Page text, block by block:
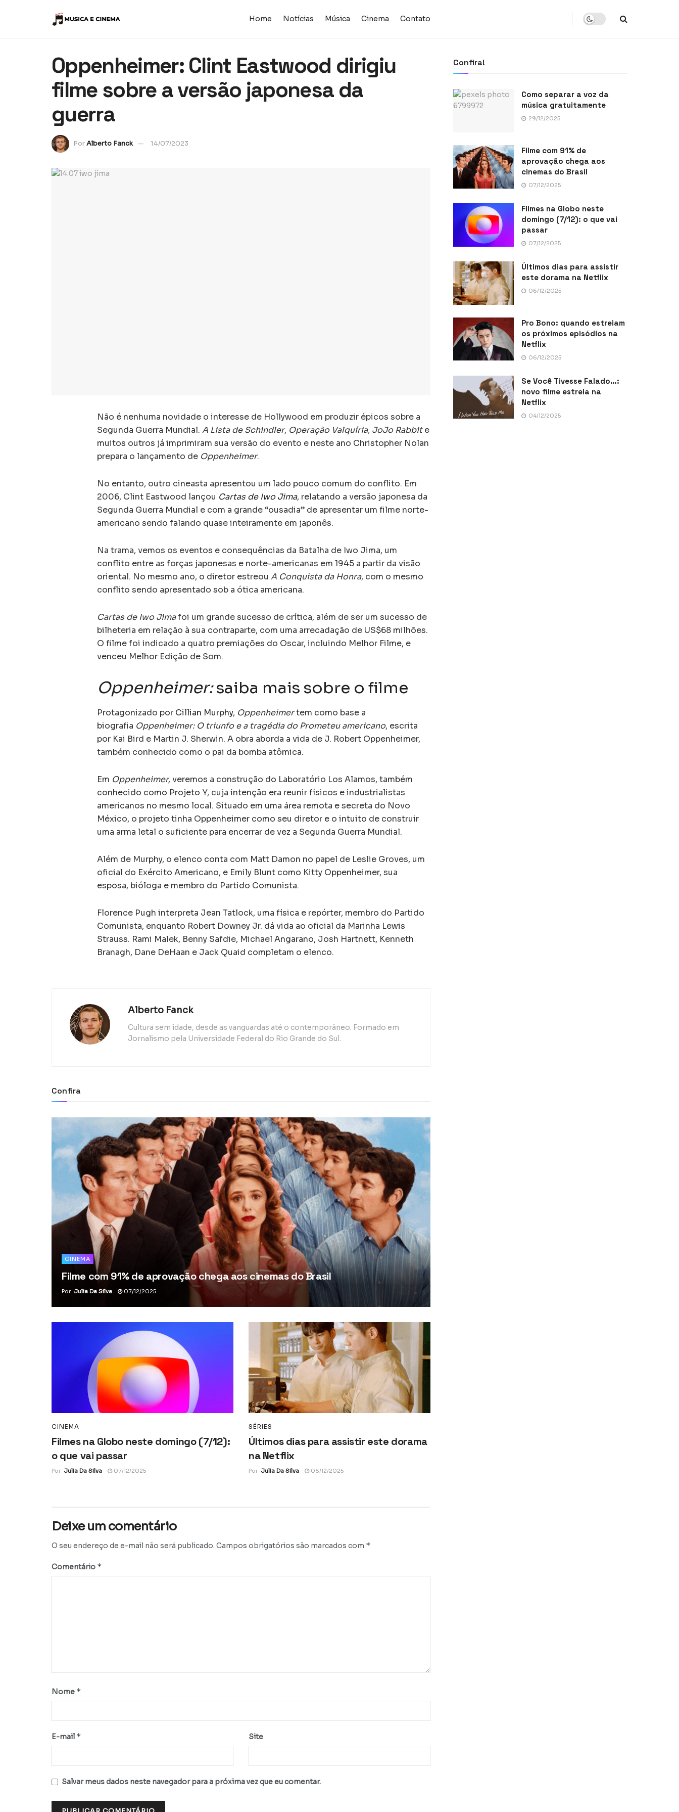
Home Notícias Música Cinema Contato
Oppenheimer: Clint Eastwood dirigiu
filme sobre a versão japonesa da
guerra
PorAlberto Fanck 14/07/2023
Não é nenhuma novidade o interesse de Hollywood em produzir épicos sobre a
Segunda Guerra Mundial. A Lista de Schindler, Operação Valquíria, JoJo Rabbite
muitos outros já imprimiram sua versão do evento e neste ano Christopher Nolan
prepara o lançamento de Oppenheimer.
No entanto, outro cineasta apresentou um lado pouco comum do conflito. Em
2006, Clint Eastwood lançou Cartas de Iwo Jima, relatando a versão japonesa da
Segunda Guerra Mundial e com a grande “ousadia” de apresentar um filme norte-
americano sendo falando quase inteiramente em japonês.
Na trama, vemos os eventos e consequências da Batalha de Iwo Jima, um
conflito entre as forças japonesas e norte-americanas em 1945 a partir da visão
oriental. No mesmo ano, o diretor estreou A Conquista da Honra, com o mesmo
conflito sendo apresentado sob a ótica americana.
Cartas de Iwo Jimafoi um grande sucesso de crítica, além de ser um sucesso de
bilheteria em relação à sua contraparte, com uma arrecadação de US$68 milhões.
O filme foi indicado a quatro premiações do Oscar, incluindo Melhor Filme, e
venceu Melhor Edição de Som.
Oppenheimer:saiba mais sobre o filme
Protagonizado por Cillian Murphy, Oppenheimertem como base a
biografia Oppenheimer: O triunfo e a tragédia do Prometeu americano, escrita
por Kai Bird e Martin J. Sherwin. A obra aborda a vida de J. Robert Oppenheimer,
também conhecido como o pai da bomba atômica.
Em Oppenheimer,veremos a construção do Laboratório Los Alamos, também
conhecido como Projeto Y, cuja intenção era reunir físicos e industrialistas
americanos no mesmo local. Situado em uma área remota e secreta do Novo
México, o projeto tinha Oppenheimer como seu diretor e o intuito de construir
uma arma letal o suficiente para encerrar de vez a Segunda Guerra Mundial.
Além de Murphy, o elenco conta com Matt Damon no papel de Leslie Groves, um
oficial do Exército Americano, e Emily Blunt como Kitty Oppenheimer, sua
esposa, bióloga e membro do Partido Comunista.
Florence Pugh interpreta Jean Tatlock, uma física e repórter, membro do Partido
Comunista, enquanto Robert Downey Jr. dá vida ao oficial da Marinha Lewis
Strauss. Rami Malek, Benny Safdie, Michael Angarano, Josh Hartnett, Kenneth
Branagh, Dane DeHaan e Jack Quaid completam o elenco.
Alberto Fanck
Cultura sem idade, desde as vanguardas até o contemporâneo. Formado em
Jornalismo pela Universidade Federal do Rio Grande do Sul.
Confira
CINEMA
Filme com 91% de aprovação chega aos cinemas do Brasil
Por Julia Da Silva 07/12/2025
CINEMA
Filmes na Globo neste domingo (7/12):
o que vai passar
Por Julia Da Silva 07/12/2025
SÉRIES
Últimos dias para assistir este dorama
na Netflix
Por Julia Da Silva 06/12/2025
Deixe um comentário
O seu endereço de e-mail não será publicado. Campos obrigatórios são marcados com *
Comentário *
Nome *
E-mail * Site
Salvar meus dados neste navegador para a próxima vez que eu comentar.
Confira!
Como separar a voz da
música gratuitamente
29/12/2025
Filme com 91% de
aprovação chega aos
cinemas do Brasil
07/12/2025
Filmes na Globo neste
domingo (7/12): o que vai
passar
07/12/2025
Últimos dias para assistir
este dorama na Netflix
06/12/2025
Pro Bono: quando estreiam
os próximos episódios na
Netflix
06/12/2025
Se Você Tivesse Falado…:
novo filme estreia na
Netflix
04/12/2025